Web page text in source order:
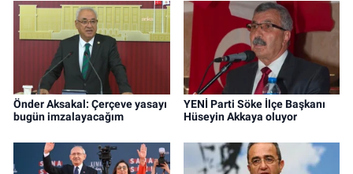
Önder Aksakal: Çerçeve yasayı
bugün imzalayacağım
YENİ Parti Söke İlçe Başkanı
Hüseyin Akkaya oluyor